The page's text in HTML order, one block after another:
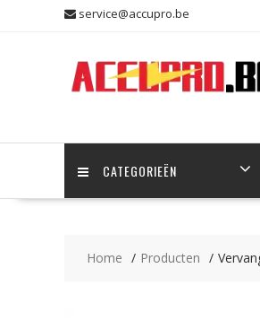
service@accupro.be
CATEGORIEËN
Home Producten